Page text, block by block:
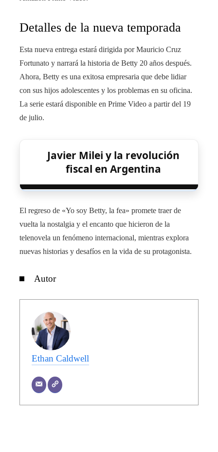
Detalles de la nueva temporada
Esta nueva entrega estará dirigida por Mauricio Cruz
Fortunato y narrará la historia de Betty 20 años después.
Ahora, Betty es una exitosa empresaria que debe lidiar
con sus hijos adolescentes y los problemas en su oficina.
La serie estará disponible en Prime Video a partir del 19
de julio.
Javier Milei y la revolución
fiscal en Argentina
El regreso de «Yo soy Betty, la fea» promete traer de
vuelta la nostalgia y el encanto que hicieron de la
telenovela un fenómeno internacional, mientras explora
nuevas historias y desafíos en la vida de su protagonista.
Autor
Ethan Caldwell